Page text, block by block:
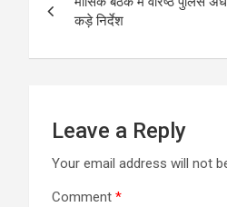
navigation
कड़े निर्देश
Leave a Reply
Your email address will not
Comment *